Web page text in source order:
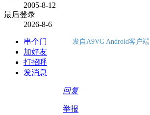
2005-8-12
最后登录
2026-8-6
串个门
加好友
打招呼
发消息
发自A9VG Android客户端
回复
举报